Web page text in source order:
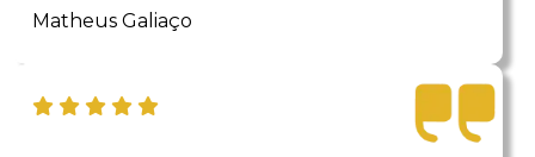
Matheus Galiaço